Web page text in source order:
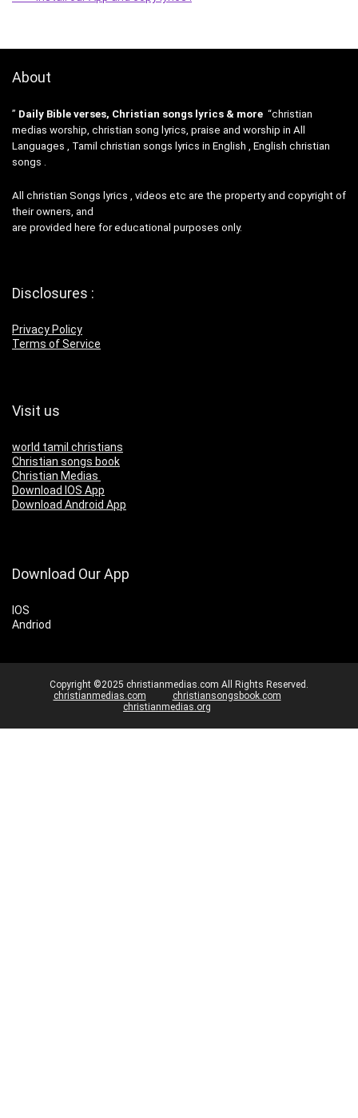
About
” Daily Bible verses, Christian songs lyrics & more “christian
medias worship, christian song lyrics, praise and worship in All
Languages , Tamil christian songs lyrics in English , English christian
songs .
All christian Songs lyrics , videos etc are the property and copyright of
their owners, and
are provided here for educational purposes only.
Disclosures :
Privacy Policy
Terms of Service
Visit us
world tamil christians
Christian songs book
Christian Medias
Download IOS App
Download Android App
Download Our App
IOS
Andriod
Copyright ©2025 christianmedias.com All Rights Reserved.
christianmedias.com
christiansongsbook.com
christianmedias.org